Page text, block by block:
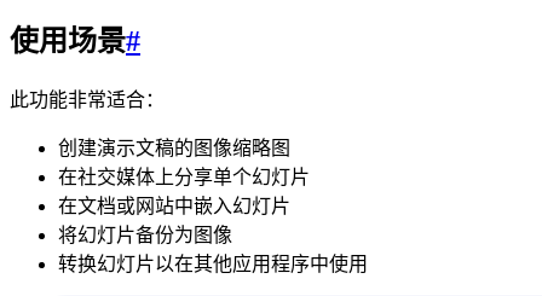
使用场景#
此功能非常适合：
创建演示文稿的图像缩略图
在社交媒体上分享单个幻灯片
在文档或网站中嵌入幻灯片
将幻灯片备份为图像
转换幻灯片以在其他应用程序中使用